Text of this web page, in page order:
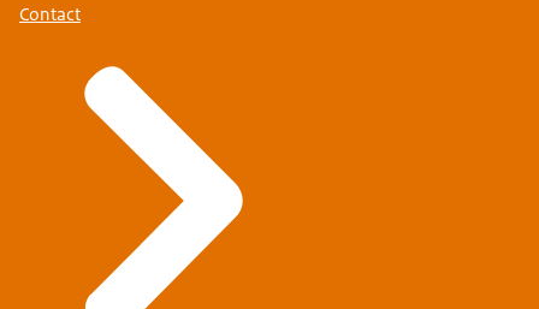
Contact